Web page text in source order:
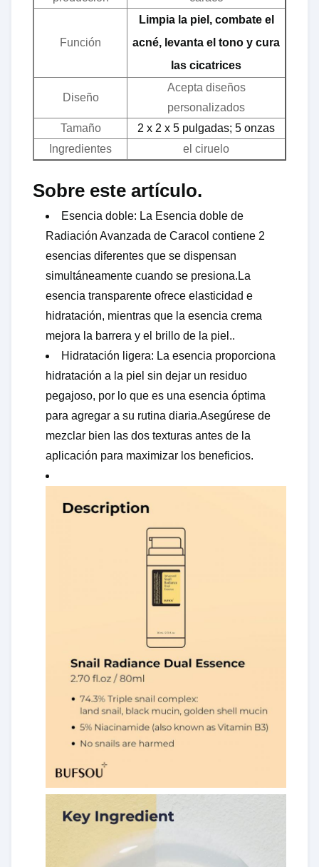
Función
Limpia la piel, combate el
acné, levanta el tono y cura
las cicatrices
Diseño
Acepta diseños
personalizados
Tamaño
2 x 2 x 5 pulgadas; 5 onzas
Ingredientes
el ciruelo
Sobre este artículo.
Esencia doble: La Esencia doble de
Radiación Avanzada de Caracol contiene 2
esencias diferentes que se dispensan
simultáneamente cuando se presiona.La
esencia transparente ofrece elasticidad e
hidratación, mientras que la esencia crema
mejora la barrera y el brillo de la piel..
Hidratación ligera: La esencia proporciona
hidratación a la piel sin dejar un residuo
pegajoso, por lo que es una esencia óptima
para agregar a su rutina diaria.Asegúrese de
mezclar bien las dos texturas antes de la
aplicación para maximizar los beneficios.